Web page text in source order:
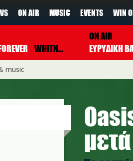
ON AIR MUSIC EVENTS WIN
WHITNEY HOUSTON & ENRIQUE IGLESIAS
ON AIR
ΕΥΡΥΔΙΚΗ
music